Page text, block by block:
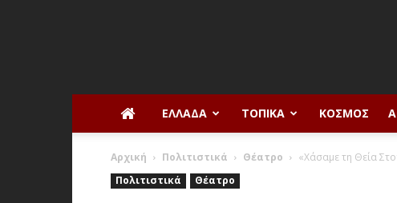
ΕΛΛΆΔΑ ΤΟΠΙΚΆ ΚΌΣΜΟΣ
Αρχική Πολιτιστικά Θέατρο
«Χάσαμε τη Θεία
Πολιτιστικά
Θέατρο